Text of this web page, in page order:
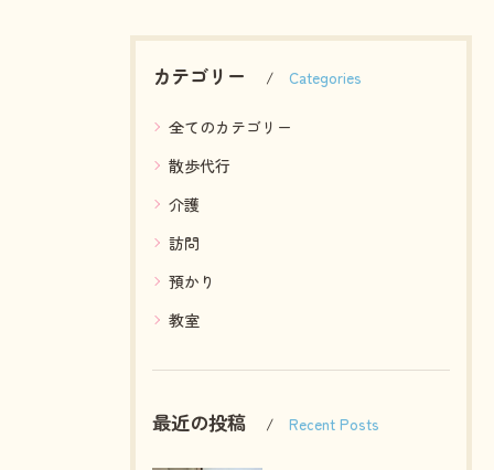
カテゴリー Categories
全てのカテゴリー
散歩代行
介護
訪問
預かり
教室
最近の投稿 Recent Posts